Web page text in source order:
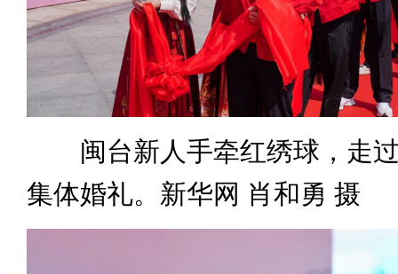
闽台新人手牵红绣球，走过
集体婚礼。新华网 肖和勇 摄